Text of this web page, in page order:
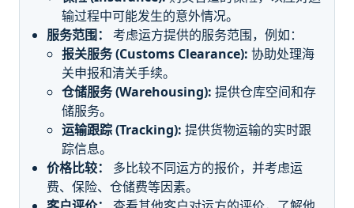
输过程中可能发生的意外情况。
服务范围：
考虑运方提供的服务范围，例如：
报关服务 (Customs Clearance): 协助处理海
关申报和清关手续。
仓储服务 (Warehousing): 提供仓库空间和存
储服务。
运输跟踪 (Tracking): 提供货物运输的实时跟
踪信息。
价格比较：
多比较不同运方的报价，并考虑运
费、保险、仓储费等因素。